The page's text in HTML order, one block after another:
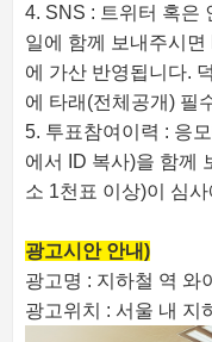
4. SNS : 트위터 혹은
일에 함께 보내주시
에 가산 반영됩니다.
에 타래(전체공개) 필
5. 투표참여이력 : 응
에서 ID 복사)을 함께
소 1천표 이상)이 심
광고시안 안내)
광고명 : 지하철 역 와
광고위치 : 서울 내 지